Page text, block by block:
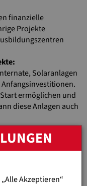
finanzielle
Projekte
Solaranlagen
ermöglichen und
diese Anlagen auch
Arbeit unserer
und
Akzeptieren“